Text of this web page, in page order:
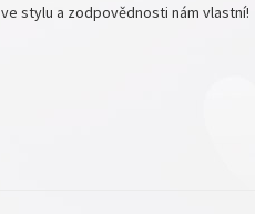
ve stylu a zodpovědnosti nám vlastní!